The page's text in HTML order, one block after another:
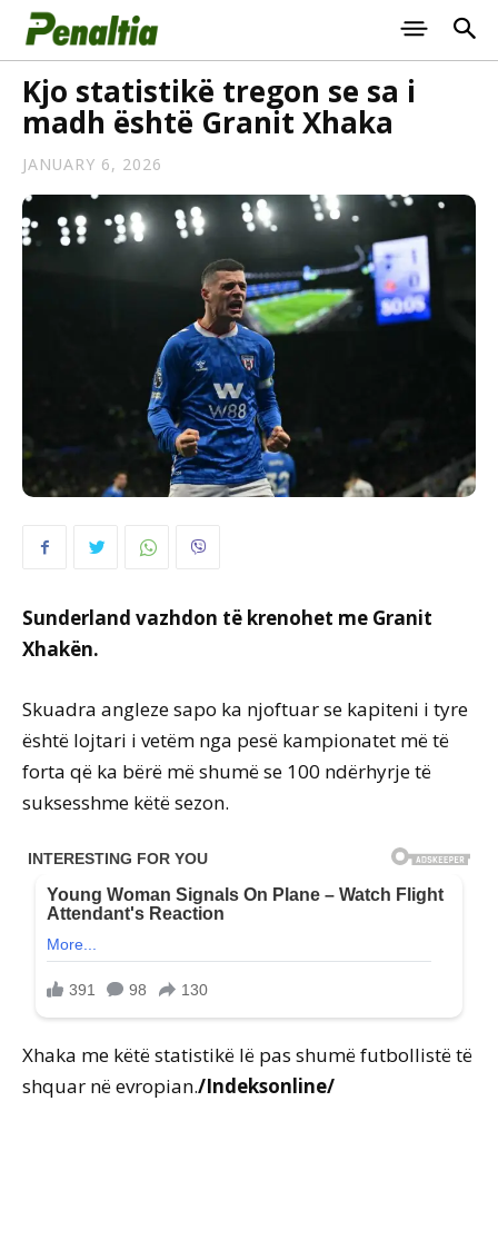
Kjo statistikë tregon se sa i
madh është Granit Xhaka
JANUARY 6, 2026
Sunderland vazhdon të krenohet me Granit
Xhakën.
Skuadra angleze sapo ka njoftuar se kapiteni i tyre
është lojtari i vetëm nga pesë kampionatet më të
forta që ka bërë më shumë se 100 ndërhyrje të
suksesshme këtë sezon.
Xhaka me këtë statistikë lë pas shumë futbollistë të
shquar në evropian./Indeksonline/